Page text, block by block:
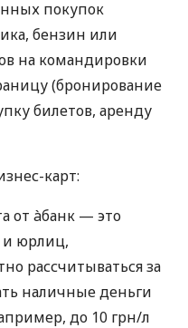
покупок
бензин или
на командировки
(бронирование
билетов, аренду
карт:
от àбанк — это
юрлиц,
рассчитываться за
наличные деньги
до 10 грн/л